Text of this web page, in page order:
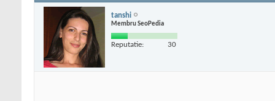
tanshi
Membru SeoPedia
Reputatie: 30